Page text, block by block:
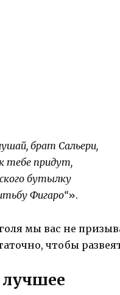
брат Сальери,
тебе придут,
бутылку
Фигаро“».
мы вас не
чтобы
лучшее